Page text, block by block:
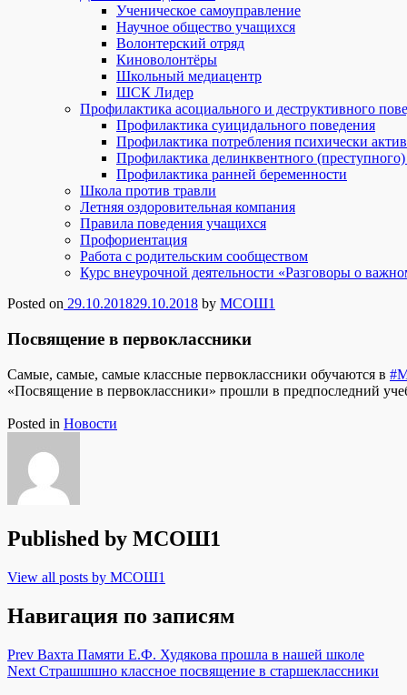
Ученическое самоуправление
Научное общество учащихся
Волонтерский отряд
Киноволонтёры
Школьный медиацентр
ШСК Лидер
Профилактика асоциального и деструктивного
Профилактика суицидального поведения
Профилактика потребления психически
Профилактика делинквентного
Профилактика ранней беременности
Школа против травли
Летняя оздоровительная компания
Правила поведения учащихся
Профориентация
Работа с родительским сообществом
Курс внеурочной деятельности «Разговоры о
Posted on 29.10.201829.10.2018 by МСОШ1
Посвящение в первоклассники
Самые, самые, самые классные первоклассники обучаются в
«Посвящение в первоклассники» прошли в предпоследний
Posted in Новости
Published by МСОШ1
View all posts by МСОШ1
Навигация по записям
Prev Вахта Памяти Е.Ф. Худякова прошла в нашей школе
Next Страшшшно классное посвящение в старшеклассники